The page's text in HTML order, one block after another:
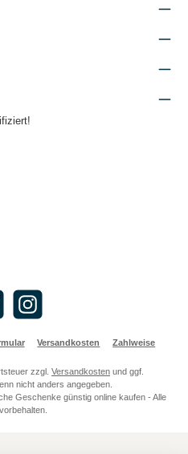
Instagram
Versandkosten Zahlweise
zzgl. Versandkosten und ggf.
nicht anders angegeben.
Geschenke günstig online kaufen - Alle